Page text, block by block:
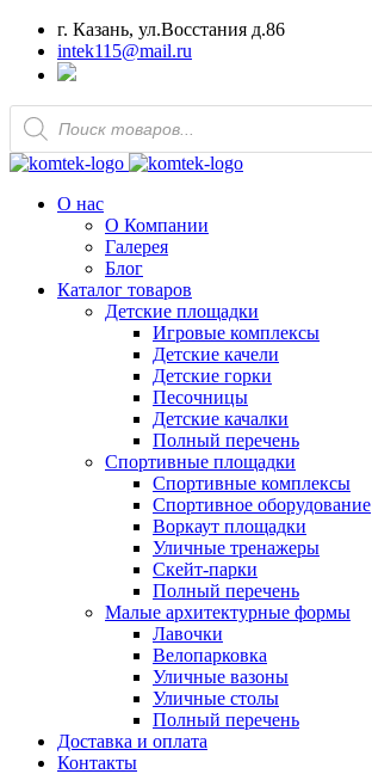
г. Казань, ул.Восстания д.86
intek115@mail.ru
Поиск
товаров
О нас
О Компании
Галерея
Блог
Каталог товаров
Детские площадки
Игровые комплексы
Детские качели
Детские горки
Песочницы
Детские качалки
Полный перечень
Спортивные площадки
Спортивные комплексы
Спортивное оборудование
Воркаут площадки
Уличные тренажеры
Скейт-парки
Полный перечень
Малые архитектурные формы
Лавочки
Велопарковка
Уличные вазоны
Уличные столы
Полный перечень
Доставка и оплата
Контакты